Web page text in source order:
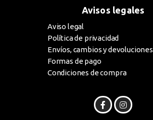
Avisos legales
Aviso legal
Política de privacidad
Envíos, cambios y devoluciones
Formas de pago
Condiciones de compra